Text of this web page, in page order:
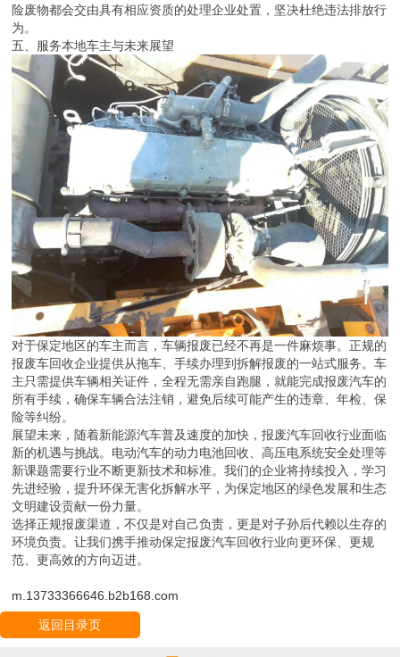
险废物都会交由具有相应资质的处理企业处置，坚决杜绝违法排放行
为。
五、服务本地车主与未来展望
对于保定地区的车主而言，车辆报废已经不再是一件麻烦事。正规的
报废车回收企业提供从拖车、手续办理到拆解报废的一站式服务。车
主只需提供车辆相关证件，全程无需亲自跑腿，就能完成报废汽车的
所有手续，确保车辆合法注销，避免后续可能产生的违章、年检、保
险等纠纷。
展望未来，随着新能源汽车普及速度的加快，报废汽车回收行业面临
新的机遇与挑战。电动汽车的动力电池回收、高压电系统安全处理等
新课题需要行业不断更新技术和标准。我们的企业将持续投入，学习
先进经验，提升环保无害化拆解水平，为保定地区的绿色发展和生态
文明建设贡献一份力量。
选择正规报废渠道，不仅是对自己负责，更是对子孙后代赖以生存的
环境负责。让我们携手推动保定报废汽车回收行业向更环保、更规
范、更高效的方向迈进。
m.13733366646.b2b168.com
返回目录页